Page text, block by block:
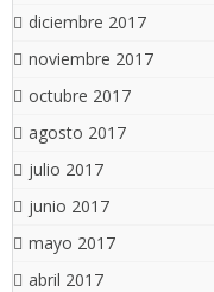
diciembre 2017
noviembre 2017
octubre 2017
agosto 2017
julio 2017
junio 2017
mayo 2017
abril 2017